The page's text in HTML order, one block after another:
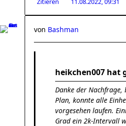
Zitieren 11.08.2022, 09:31
von Bashman
heikchen007 hat
Danke der
Plan, konnte alle
vorgesehen laufen.
Grad ein 2k-Intervall